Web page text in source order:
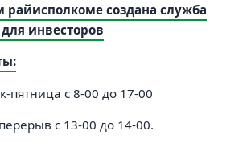
райисполкоме создана служба
инвесторов
пятница с 8-00 до 17-00
с 13-00 до 14-00.